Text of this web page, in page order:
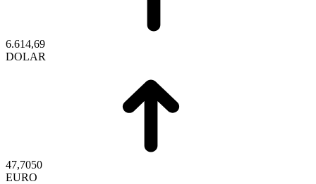
6.614,69
DOLAR
47,7050
EURO